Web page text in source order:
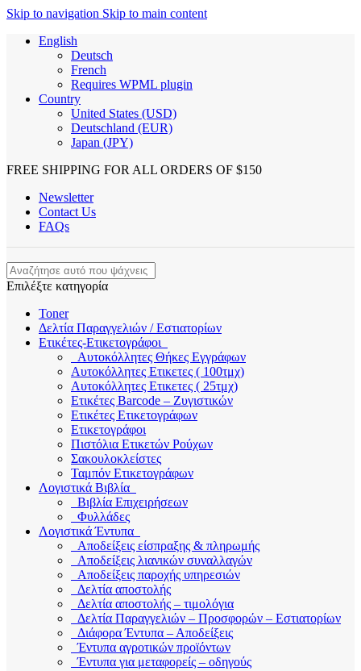
Skip to navigation Skip to main content
English
Deutsch
French
Requires WPML plugin
Country
United States (USD)
Deutschland (EUR)
Japan (JPY)
FREE SHIPPING FOR ALL ORDERS OF $150
Newsletter
Contact Us
FAQs
Επιλέξτε κατηγορία
Toner
Δελτία Παραγγελιών / Εστιατορίων
Ετικέτες-Ετικετογράφοι
Αυτοκόλλητες Θήκες Εγγράφων
Αυτοκόλλητες Ετικετες ( 100τμχ)
Αυτοκόλλητες Ετικετες ( 25τμχ)
Ετικέτες Barcode – Ζυγιστικών
Ετικέτες Ετικετογράφων
Ετικετογράφοι
Πιστόλια Ετικετών Ρούχων
Σακουλοκλείστες
Ταμπόν Ετικετογράφων
Λογιστικά Βιβλία
Βιβλία Επιχειρήσεων
Φυλλάδες
Λογιστικά Έντυπα
Αποδείξεις είσπραξης & πληρωμής
Αποδείξεις λιανικών συναλλαγών
Αποδείξεις παροχής υπηρεσιών
Δελτία αποστολής
Δελτία αποστολής – τιμολόγια
Δελτία Παραγγελιών – Προσφορών – Εστιατορίων
Διάφορα Έντυπα – Αποδείξεις
Έντυπα αγροτικών προϊόντων
Έντυπα για μεταφορείς – οδηγούς